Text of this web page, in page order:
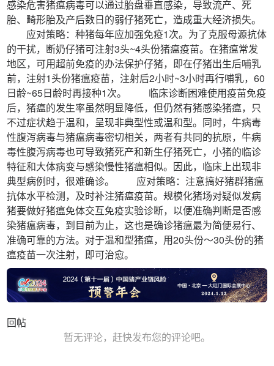
感染危害猪瘟病毒可以通过胎盘垂直感染，导致流产、死
胎、畸形胎及产后数日的弱仔猪死亡，造成重大经济损失。
应对策略：种猪每年应加强免疫1次。为了克服母源抗体
的干扰，断奶仔猪可注射3头~4头份猪瘟疫苗。在猪瘟常发
地区，可用超前免疫的办法保护仔猪，即在仔猪出生后哺乳
前，注射1头份猪瘟疫苗，注射后2小时~3小时再行哺乳，60
日龄~65日龄时再接种1次。 临床诊断困难使用疫苗免疫
后，猪瘟的发生率虽然明显降低，但仍然有猪感染猪瘟，只
不过症状趋于温和，呈现非典型性或温和型。同时，牛病毒
性腹泻病毒与猪瘟病毒密切相关，两者有共同的抗原，牛病
毒性腹泻病毒也可导致猪死产和新生仔猪死亡，小猪的临诊
特征和大体病变与感染慢性猪瘟相似。因此，临床上出现非
典型病例时，很难确诊。 应对策略：注意搞好猪群猪瘟
抗体水平检测，及时补注猪瘟疫苗。规模化猪场对疑似发病
猪要做好猪瘟免体交互免疫实验诊断，以便准确判断是否感
染猪瘟病毒，到目前为止，这也是确诊猪瘟最为简便易行、
准确可靠的方法。对于温和型猪瘟，用20头份～30头份的猪
瘟疫苗一次注射，即可治愈。
回帖
暂无评论，赶快发布您的评论吧。